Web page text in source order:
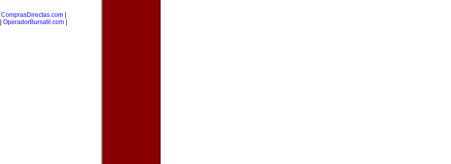
ComprasDirectas.com|
OperadorBursatil.com|